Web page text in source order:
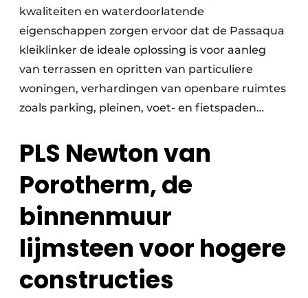
kwaliteiten en waterdoorlatende
eigenschappen zorgen ervoor dat de Passaqua
kleiklinker de ideale oplossing is voor aanleg
van terrassen en opritten van particuliere
woningen, verhardingen van openbare ruimtes
zoals parking, pleinen, voet- en fietspaden…
PLS Newton van
Porotherm, de
binnenmuur
lijmsteen voor hogere
constructies